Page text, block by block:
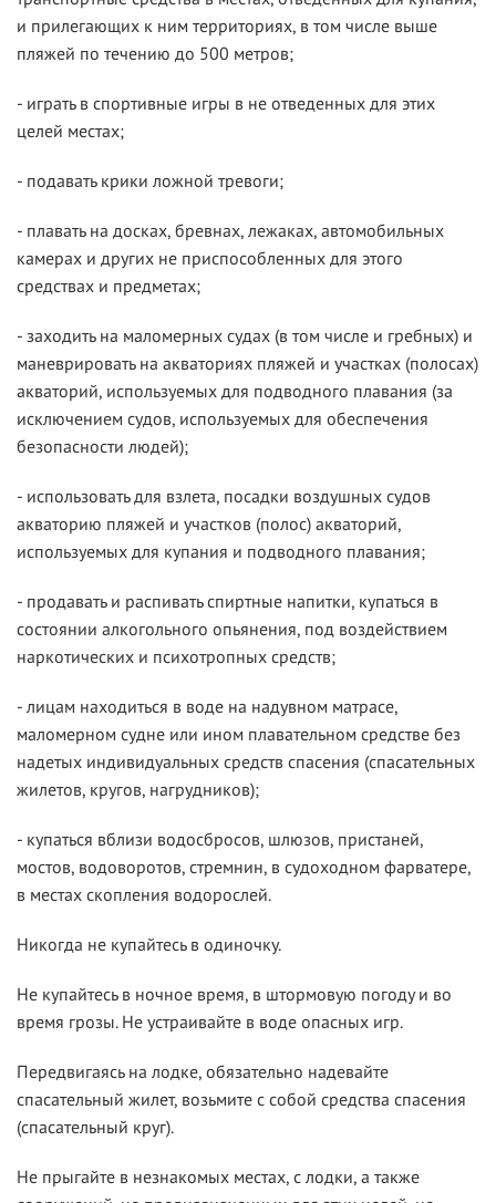
и прилегающих к ним территориях, в том числе выше
пляжей по течению до 500 метров;
- играть в спортивные игры в не отведенных для этих
целей местах;
- подавать крики ложной тревоги;
- плавать на досках, бревнах, лежаках, автомобильных
камерах и других не приспособленных для этого
средствах и предметах;
- заходить на маломерных судах (в том числе и гребных) и
маневрировать на акваториях пляжей и участках (полосах)
акваторий, используемых для подводного плавания (за
исключением судов, используемых для обеспечения
безопасности людей);
- использовать для взлета, посадки воздушных судов
акваторию пляжей и участков (полос) акваторий,
используемых для купания и подводного плавания;
- продавать и распивать спиртные напитки, купаться в
состоянии алкогольного опьянения, под воздействием
наркотических и психотропных средств;
- лицам находиться в воде на надувном матрасе,
маломерном судне или ином плавательном средстве без
надетых индивидуальных средств спасения (спасательных
жилетов, кругов, нагрудников);
- купаться вблизи водосбросов, шлюзов, пристаней,
мостов, водоворотов, стремнин, в судоходном фарватере,
в местах скопления водорослей.
Никогда не купайтесь в одиночку.
Не купайтесь в ночное время, в штормовую погоду и во
время грозы. Не устраивайте в воде опасных игр.
Передвигаясь на лодке, обязательно надевайте
спасательный жилет, возьмите с собой средства спасения
(спасательный круг).
Не прыгайте в незнакомых местах, с лодки, а также